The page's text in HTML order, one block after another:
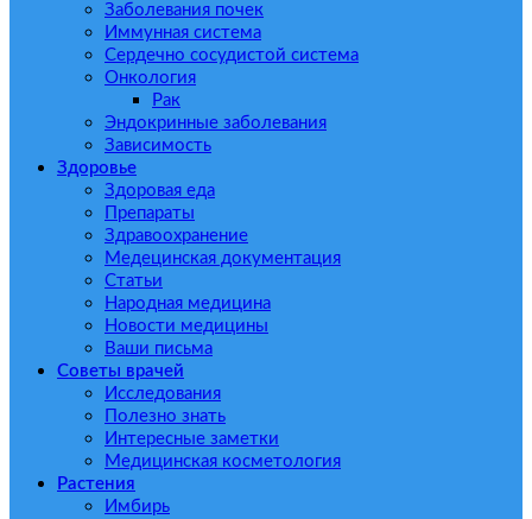
Заболевания почек
Иммунная система
Сердечно сосудистой система
Онкология
Рак
Эндокринные заболевания
Зависимость
Здоровье
Здоровая еда
Препараты
Здравоохранение
Медецинская документация
Статьи
Народная медицина
Новости медицины
Ваши письма
Советы врачей
Исследования
Полезно знать
Интересные заметки
Медицинская косметология
Растения
Имбирь